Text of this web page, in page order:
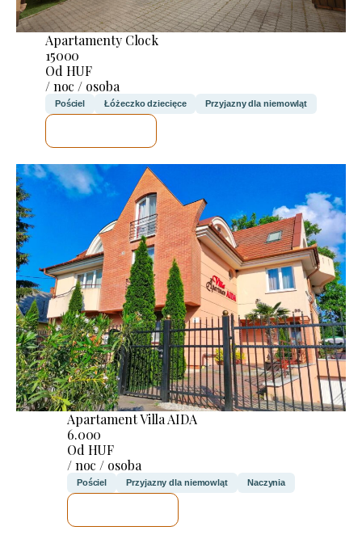
Apartamenty Clock
15000
Od HUF
/ noc / osoba
Pościel Łóżeczko dziecięce Przyjazny dla niemowląt
Apartament Villa AIDA
6.000
Od HUF
/ noc / osoba
Pościel Przyjazny dla niemowląt Naczynia